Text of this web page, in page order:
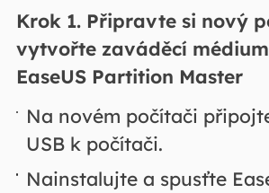
Krok 1. Připravte si nový
vytvořte zaváděcí
EaseUS Partition Master
Na novém počítači
USB k počítači.
Nainstalujte a spusťte